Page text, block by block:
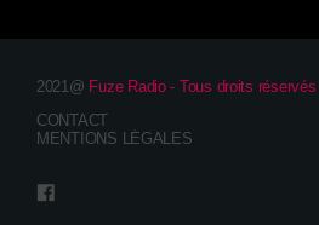
2021@ Fuze Radio - Tous droits réservés
CONTACT
MENTIONS LÉGALES